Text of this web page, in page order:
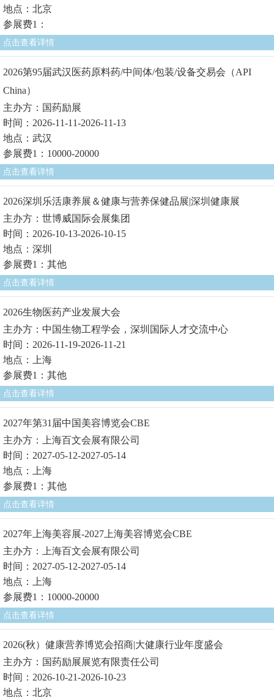
地点：北京
参展费1：
点击查看详情
2026第95届武汉医药原料药/中间体/包装/设备交易会（API
China）
主办方：国药励展
时间：2026-11-11-2026-11-13
地点：武汉
参展费1：10000-20000
点击查看详情
2026深圳乐活康养展＆健康与营养保健品展|深圳健康展
主办方：世博威国际会展集团
时间：2026-10-13-2026-10-15
地点：深圳
参展费1：其他
点击查看详情
2026生物医药产业发展大会
主办方：中国生物工程学会，深圳国际人才交流中心
时间：2026-11-19-2026-11-21
地点：上海
参展费1：其他
点击查看详情
2027年第31届中国美容博览会CBE
主办方：上海百文会展有限公司
时间：2027-05-12-2027-05-14
地点：上海
参展费1：其他
点击查看详情
2027年上海美容展-2027上海美容博览会CBE
主办方：上海百文会展有限公司
时间：2027-05-12-2027-05-14
地点：上海
参展费1：10000-20000
点击查看详情
2026(秋）健康营养博览会招商|大健康行业年度盛会
主办方：国药励展展览有限责任公司
时间：2026-10-21-2026-10-23
地点：北京